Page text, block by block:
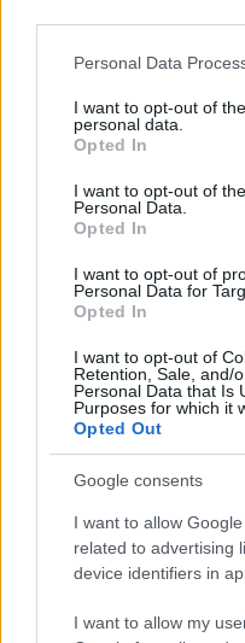
Please note that this
not limited to your visit or
grant or deny consent to
use your data for below
consent section.
Personal Data
I want to opt-out of
personal data.
Opted In
I want to opt-out of
Personal Data.
Opted In
I want to opt-out of
Personal Data for
Opted In
I want to opt-out of
Retention, Sale, and/
Personal Data that Is
Purposes for which it
Opted Out
Google consents
I want to allow
related to advertising
device identifiers in
I want to allow my
Basketball+
σου
Εγγραφή
Συνδέσου και